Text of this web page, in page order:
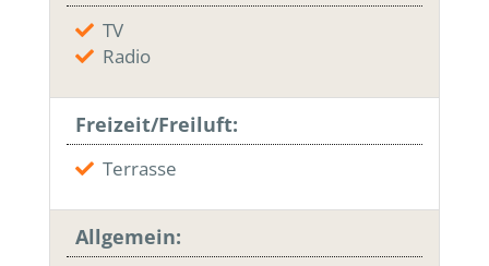
TV
Radio
Freizeit/Freiluft:
Terrasse
Allgemein: